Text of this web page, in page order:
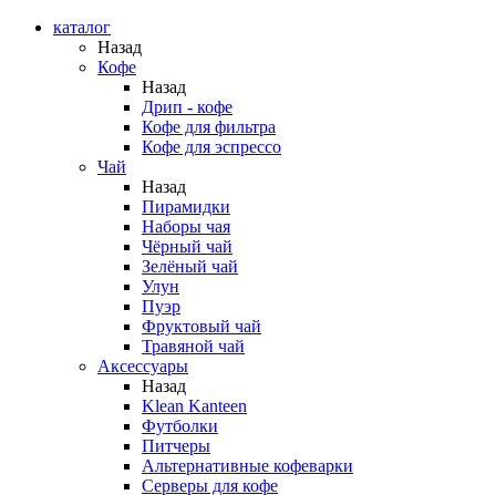
каталог
Назад
Кофе
Назад
Дрип - кофе
Кофе для фильтра
Кофе для эспрессо
Чай
Назад
Пирамидки
Наборы чая
Чёрный чай
Зелёный чай
Улун
Пуэр
Фруктовый чай
Травяной чай
Аксессуары
Назад
Klean Kanteen
Футболки
Питчеры
Альтернативные кофеварки
Серверы для кофе